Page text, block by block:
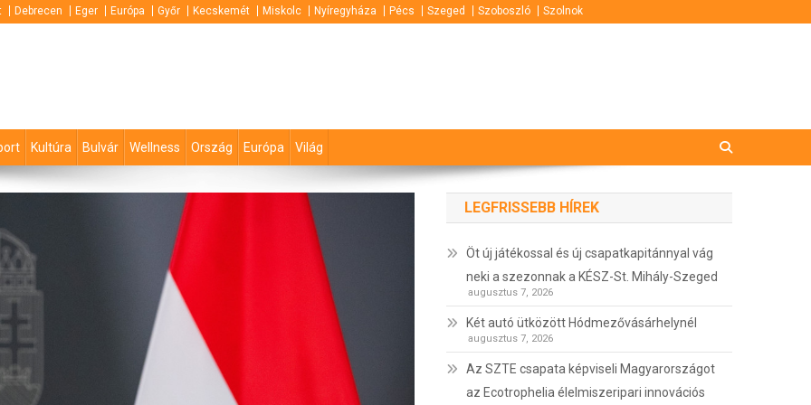
Debrecen Eger Európa Győr Kecskemét Miskolc Nyíregyháza Pécs Szeged Szoboszló Szolnok
Kultúra Bulvár Wellness Ország Európa Világ
LEGFRISSEBB HÍREK
Öt új játékossal és új csapatkapitánnyal vág
neki a szezonnak a KÉSZ-St. Mihály-Szeged
augusztus 7, 2026
Két autó ütközött Hódmezővásárhelynél
augusztus 7, 2026
Az SZTE csapata képviseli Magyarországot
az Ecotrophelia élelmiszeripari innovációs